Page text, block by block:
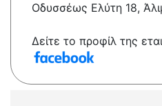
Οδυσσέως Ελύτη 18,
Δείτε το προφίλ της